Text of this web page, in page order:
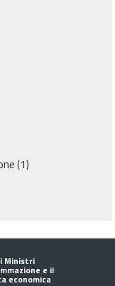
(1)
Ministri
e il
economica